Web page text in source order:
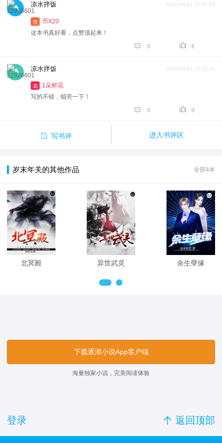
凉水拌饭 2020-04-17 23:01:43
赏
币X20
这本书真好看，点赞顶起来！
 0  8
凉水拌饭 2020-04-03 12:23:16
花
1朵鲜花
写的不错，犒劳一下！
 0  9
 写书评 进入书评区
岁末年关的其他作品 全部4本
北冥殿 异世武灵 余生孽缘
下载逐浪小说App客户端
海量独家小说，完美阅读体验
登录  返回顶部